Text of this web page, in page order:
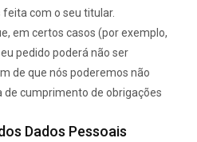
feita com o seu titular.
em certos casos (por exemplo,
pedido poderá não ser
de que nós poderemos não
cumprimento de obrigações
Dados Pessoais